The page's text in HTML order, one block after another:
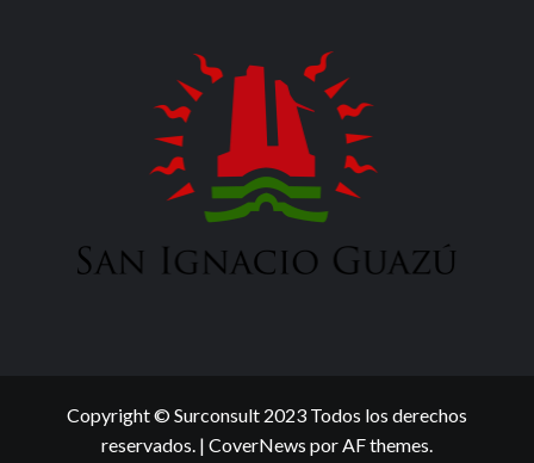
Copyright © Surconsult 2023 Todos los derechos
reservados. | CoverNews por AF themes.